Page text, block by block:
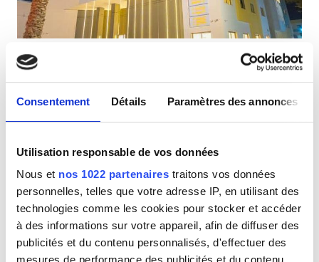
Consentement Détails Paramètres des annonces
Utilisation responsable de vos données
Nous et nos 1022 partenaires traitons vos données
personnelles, telles que votre adresse IP, en utilisant des
technologies comme les cookies pour stocker et accéder
à des informations sur votre appareil, afin de diffuser des
publicités et du contenu personnalisés, d'effectuer des
Patients porteurs de l’hépatite C
Rafraîchissements
Wi-Fi gratuit
Écrans TV
Transfert gratuit
The international Hospital
Par traitement
Dialyse HD 540 €
Dialyse HDF 675 €
Réserver